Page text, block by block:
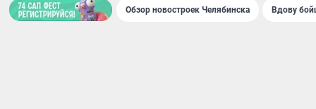
Обзор новостроек Челябинска Вдову